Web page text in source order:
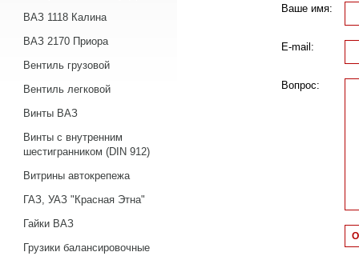
ВАЗ 1118 Калина
ВАЗ 2170 Приора
Вентиль грузовой
Вентиль легковой
Винты ВАЗ
Винты с внутренним
шестигранником (DIN 912)
Витрины автокрепежа
ГАЗ, УАЗ "Красная Этна"
Гайки ВАЗ
Грузики балансировочные
Ваше имя:
E-mail:
Вопрос: